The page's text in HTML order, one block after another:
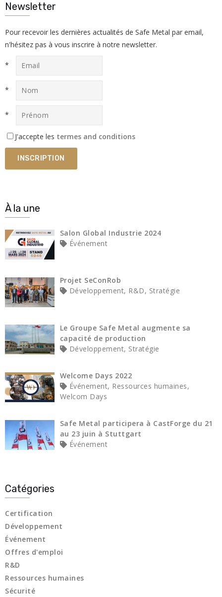
Newsletter
Pour recevoir les dernières actualités de Safe Metal par email,
n'hésitez pas à vous inscrire à notre newsletter.
*
*
*
J'accepte les termes and conditions
À la une
Salon Global Industrie 2024
Événement
Projet SeConRob
Développement, R&D, Stratégie
Le Groupe Safe Metal augmente sa
capacité de production
Développement, Stratégie
Welcome Days 2022
Événement, Ressources humaines,
Welcom Days
Safe Metal participera à CastForge du 21
au 23 juin à Stuttgart
Événement
Catégories
Certification
Développement
Événement
Offres d'emploi
R&D
Ressources humaines
Sécurité